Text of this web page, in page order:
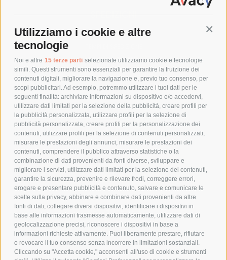
Utilizziamo i cookie e altre
tecnologie
Noi e altre 15 terze parti selezionate utilizziamo cookie e tecnologie
simili. Questi strumenti sono essenziali per garantire la fruizione dei
contenuti digitali, migliorare la navigazione e, previo tuo consenso, per
scopi pubblicitari. Ad esempio, potremmo utilizzare i tuoi dati per le
seguenti finalità: archiviare informazioni su dispositivo e/o accedervi,
utilizzare dati limitati per la selezione della pubblicità, creare profili per
la pubblicità personalizzata, utilizzare profili per la selezione di
pubblicità personalizzata, creare profili per la personalizzazione dei
contenuti, utilizzare profili per la selezione di contenuti personalizzati,
misurare le prestazioni degli annunci, misurare le prestazioni dei
contenuti, comprendere il pubblico attraverso statistiche o la
combinazione di dati provenienti da fonti diverse, sviluppare e
migliorare i servizi, utilizzare dati limitati per la selezione dei contenuti,
garantire la sicurezza, prevenire e rilevare frodi, correggere errori,
erogare e presentare pubblicità e contenuto, salvare e comunicare le
scelte sulla privacy, abbinare e combinare dati provenienti da altre
fonti di dati, collegare diversi dispositivi, identificare i dispositivi in
base alle informazioni trasmesse automaticamente, utilizzare dati di
geolocalizzazione precisi, riconoscere i dispositivi in base a
informazioni richieste attivamente. Puoi liberamente prestare, rifiutare
o revocare il tuo consenso senza incorrere in limitazioni sostanziali.
Cliccando su "Accetta cookie," acconsenti all'uso di cookie e strumenti
SPEDIZIONI
COSTI DI SPEDIZIONE
POLITICA DI RESO
POLICY
PRIVACY POLICY
COOKIE POLICY
PAGAMENTI SICURI
AZIENDA
CHI SIAMO
MARCHI TRATTATI
CONDOMINI